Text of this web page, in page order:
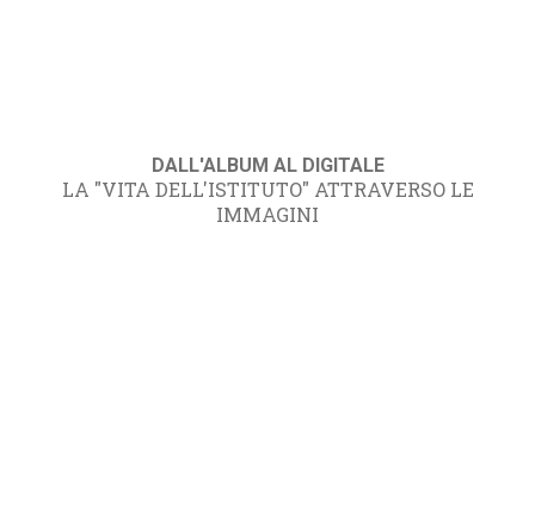
DALL'ALBUM AL DIGITALE
LA "VITA DELL'ISTITUTO" ATTRAVERSO LE
IMMAGINI